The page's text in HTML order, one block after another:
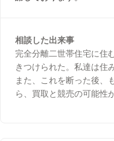
相談した出来事
完全分離二世帯住宅に住
きつけられた。私達は住
また、これを断った後、
ら、買取と競売の可能性